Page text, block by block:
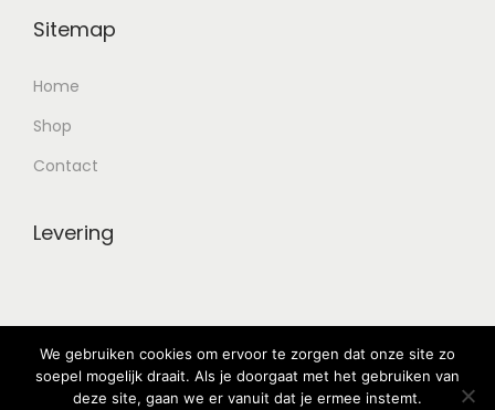
Sitemap
Home
Shop
Contact
Levering
We gebruiken cookies om ervoor te zorgen dat onze site zo
soepel mogelijk draait. Als je doorgaat met het gebruiken van
deze site, gaan we er vanuit dat je ermee instemt.